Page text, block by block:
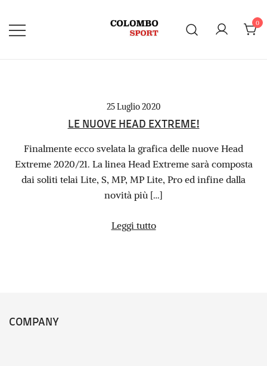
contenuto
0
25 Luglio 2020
LE NUOVE HEAD EXTREME!
Finalmente ecco svelata la grafica delle nuove Head
Extreme 2020/21. La linea Head Extreme sarà composta
dai soliti telai Lite, S, MP, MP Lite, Pro ed infine dalla
novità più […]
Leggi tutto
COMPANY